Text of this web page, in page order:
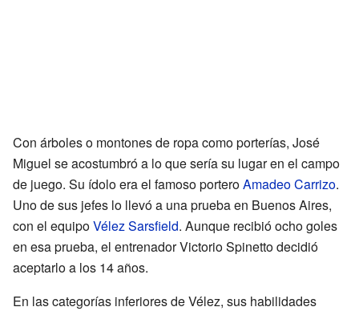
Con árboles o montones de ropa como porterías, José
Miguel se acostumbró a lo que sería su lugar en el campo
de juego. Su ídolo era el famoso porteroAmadeo Carrizo.
Uno de sus jefes lo llevó a una prueba en Buenos Aires,
con el equipoVélez Sarsfield. Aunque recibió ocho goles
en esa prueba, el entrenador Victorio Spinetto decidió
aceptarlo a los 14 años.
En las categorías inferiores de Vélez, sus habilidades